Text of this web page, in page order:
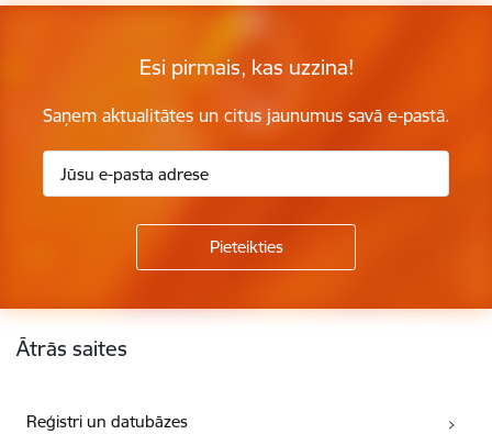
Esi pirmais, kas uzzina!
Saņem aktualitātes un citus jaunumus savā e-pastā.
Kājene
Ātrās saites
Reģistri un datubāzes